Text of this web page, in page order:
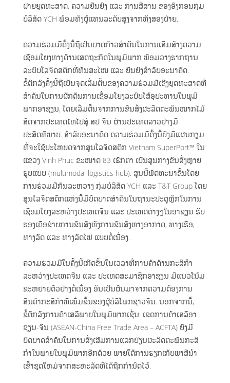
ຝ່າຍຍຸດທະສາດ, ຄວາມຍືນຍົງ ແລະ ການສື່ສານ ຂອງອົງກອນກຸ່ມ
ບໍລິສັດ YCH ພ້ອມທັງຜູ້ແທນລະດັບສູງຈາກທັງສອງຝ່າຍ.
ຄວາມຮ່ວມມືຄັ້ງນີ້ຖືເປັນບາດກ້າວສຳຄັນໃນການເສີມສ້າງຄວາມ
ເຊື່ອມໂຍງທາງດ້ານເສດຖະກິດໃນພູມິພາກ ພ້ອມວາງຮາກຖານ
ລະບົບໂລຈິດສຕິກທີ່ທັນສະໄໝ ແລະ ຍືນຍົງສຳລັບອະນາຄົດ.
ຂໍ້ຕົກລົງຄັ້ງນີ້ຖືເປັນຈຸດເລີ່ມຕົ້ນຂອງຄວາມຮ່ວມມືເຊີງຍຸດທະສາດທີ່
ສຳຄັນໃນການຜັກດັນການເຊື່ອມໂຍງລະບົບໂສ້ອຸປະທານໃນພູມິ
ພາກອາຊຽນ, ໂດຍເລີ່ມຕົ້ນຈາກການຂົນສົ່ງຜະລິດຕະພັນໝາກໄມ້
ສົດຈາກປະເທດໄທໄປສູ່ ສປ ຈີນ ຜ່ານປະເທດລາວຢ່າງມີ
ປະສິດທິພາບ. ສຳລັບອະນາຄົດ ຄວາມຮ່ວມມືຄັ້ງນີ້ຍັງມີແຜນກຽມ
ທີ່ຈະໃຊ້ປະໂຫຍດຈາກສູນໂລຈິດສຕິກ Vietnam SuperPort™ ໃນ
ແຂວງ Vinh Phuc ຂະໜາດ 83 ເຮັກຕາ ເປັນສູນກາງຂົນສົ່ງຫຼາຍ
ຮູບແບບ (multimodal logistics hub). ສູນນີ້ພັດທະນາຂຶ້ນໂດຍ
ການຮ່ວມມືກັນລະຫວ່າງ ກຸ່ມບໍລິສັດ YCH ແລະ T&T Group ໂດຍ
ສູນໂລຈິດສຕິກແຫ່ງນີ້ມີບົດບາດສຳຄັນໃນຖານະປະຕູຫຼັກໃນການ
ເຊື່ອມໂຍງລະຫວ່າງປະເທດຈີນ ແລະ ປະເທດຕ່າງໆໃນອາຊຽນ ຮັບ
ຮອງເຄືອຂ່າຍການຂົນສົ່ງທັງການຂົນສົ່ງທາງອາກາດ, ທາງເຮືອ,
ທາງລົດ ແລະ ທາງລົດໄຟ ແບບຕໍ່ເນື່ອງ.
ຄວາມຮ່ວມມືໃນຄັ້ງນີ້ເກີດຂຶ້ນໃນເວລາທີ່ການຄ້າດ້ານກະສິກໍາ
ລະຫວ່າງປະເທດຈີນ ແລະ ປະເທດສະມາຊິກອາຊຽນ ມີແນວໂນ້ມ
ຂະຫຍາຍຕົວຢ່າງຕໍ່ເນື່ອງ ອັນເປັນຜົນມາຈາກຄວາມຕ້ອງການ
ສິນຄ້າກະສິກຳທີ່ເພີ່ມຂຶ້ນຂອງຜູ້ບໍລິໂພກຊາວຈີນ. ນອກຈາກນີ້,
ຂໍ້ຕົກລົງການຄ້າເສລີພາຍໃນພູມິພາກເຊັ່ນ: ເຂດການຄ້າເສລີອາ
ຊຽນ-ຈີນ (ASEAN-China Free Trade Area – ACFTA) ຍັງມີ
ບົດບາດສຳຄັນໃນການສົ່ງເສີມການແລກປ່ຽນຜະລິດຕະພັນກະສິ
ກໍາໃນພາຍໃນພູມິພາກອີກດ້ວຍ ພາຍໃຕ້ການຮຽກເກັບພາສີນຳ
ເຂົ້າຊຸດໃຫມ່ຈາກສະຫະລັດທີ່ໄດ້ຖືກກໍານົດໄວ້.